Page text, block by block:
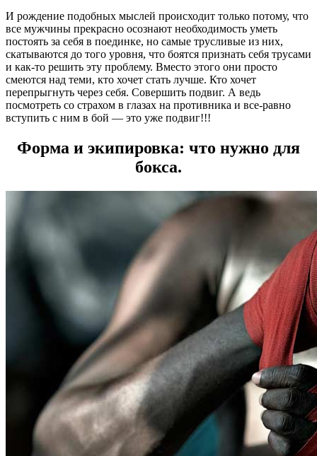
И рождение подобных мыслей происходит только потому, что
все мужчины прекрасно осознают необходимость уметь
постоять за себя в поединке, но самые трусливые из них,
скатываются до того уровня, что боятся признать себя трусами
и как-то решить эту проблему. Вместо этого они просто
смеются над теми, кто хочет стать лучше. Кто хочет
перепрыгнуть через себя. Совершить подвиг. А ведь
посмотреть со страхом в глазах на противника и все-равно
вступить с ним в бой — это уже подвиг!!!
Форма и экипировка: что нужно для
бокса.